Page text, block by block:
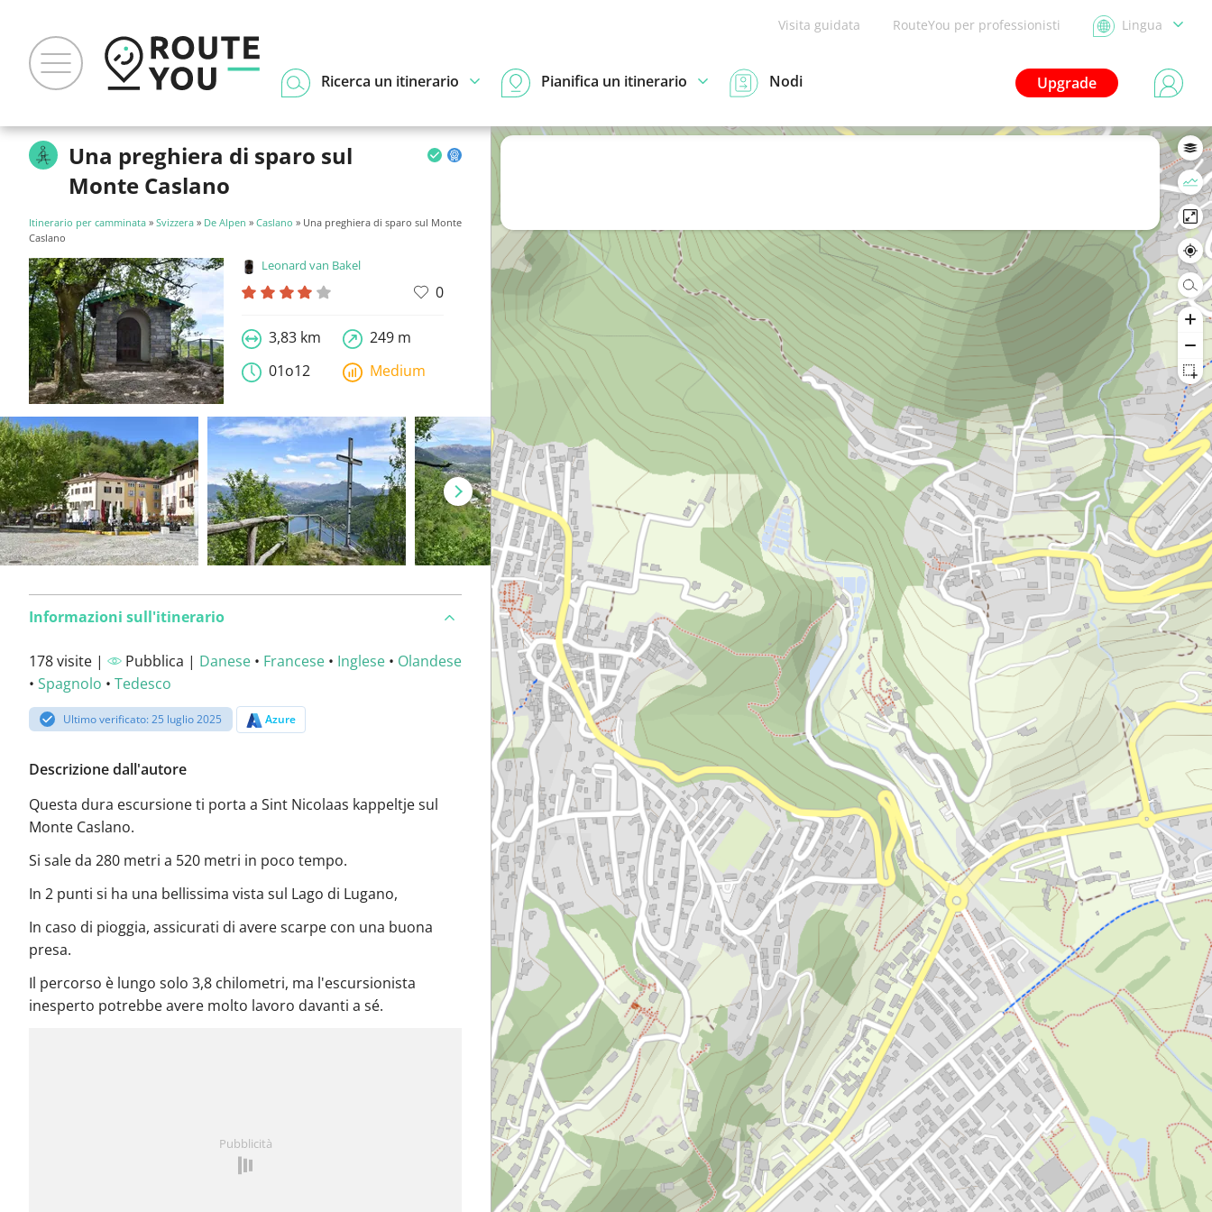
Visita guidata RouteYou per professionisti Lingua
Upgrade
Ricerca un itinerario Pianifica un itinerario Nodi
Una preghiera di sparo sul
Monte Caslano
Itinerario per camminata » Svizzera » De Alpen » Caslano » Una preghiera di sparo sul Monte
Caslano
Leonard van Bakel
0
3,83 km
249 m
01o12
Medium
Informazioni sull'itinerario
178 visite | Pubblica | Danese • Francese • Inglese • Olandese
• Spagnolo • Tedesco
Ultimo verificato: 25 luglio 2025 Azure
Descrizione dall'autore
Questa dura escursione ti porta a Sint Nicolaas kappeltje sul
Monte Caslano.
Si sale da 280 metri a 520 metri in poco tempo.
In 2 punti si ha una bellissima vista sul Lago di Lugano,
In caso di pioggia, assicurati di avere scarpe con una buona
presa.
Il percorso è lungo solo 3,8 chilometri, ma l'escursionista
inesperto potrebbe avere molto lavoro davanti a sé.
Pubblicità